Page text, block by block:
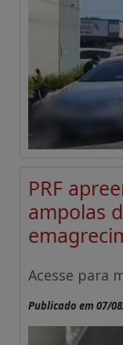
PRF
ampolas
Acesse para
Publicado em 07/